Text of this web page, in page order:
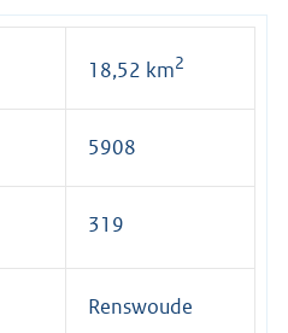
18,52 km2
5908
319
Renswoude